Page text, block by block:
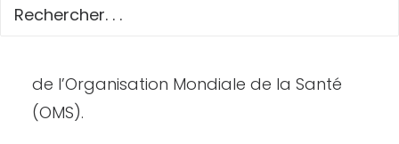
à des concentrations en dioxyde d’azote
de l’Organisation Mondiale de la Santé
(OMS).